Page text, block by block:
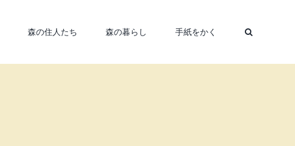
森の住人たち 森の暮らし 手紙をかく